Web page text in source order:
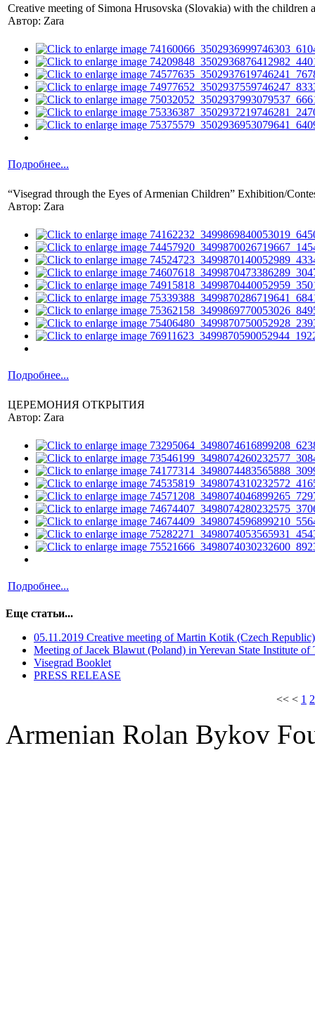
Creative meeting of Simona Hrusovska (Slovakia) with the children
Автор: Zara
Подробнее...
“Visegrad through the Eyes of Armenian Children” Exhibition/
Автор: Zara
Подробнее...
ЦЕРЕМОНИЯ ОТКРЫТИЯ
Автор: Zara
Подробнее...
Еще статьи...
05.11.2019 Creative meeting of Martin Kotik (Czech
Мeeting of Jacek Blawut (Poland) in Yerevan State Institute of
Visegrad Booklet
PRESS RELEASE
<< < 1 2
Armenian Rolan Bykov